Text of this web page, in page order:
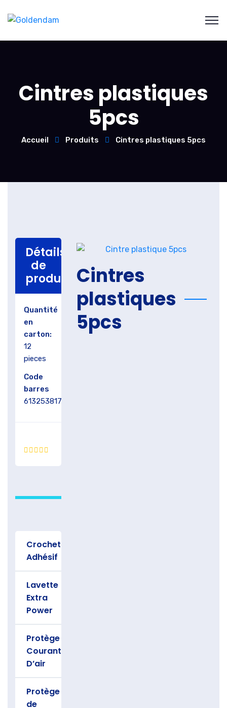
Cintres plastiques
5pcs
Accueil Produits Cintres plastiques 5pcs
Détails
de
produit
Quantité
en
carton:
12
pieces
Code
barres
6132538170321
Crochet
Adhésif
Lavette
Extra
Power
Protège
Courant
D’air
Protège
de
Cintres
plastiques
5pcs